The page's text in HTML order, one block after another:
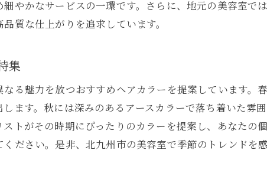
色彩のプロが教えるカラー選びのポイント
カラーリングで叶えるあなただけの個性
地元美容室のプロの技とその効果
カラーリングを長持ちさせるテクニック
やかなサービスの一環です。さらに、地元の美容室で
質な仕上がりを追求しています。
集
る魅力を放つおすすめヘアカラーを提案しています。
ます。秋には深みのあるアースカラーで落ち着いた雰
トがその時期にぴったりのカラーを提案し、あなたの
ださい。是非、北九州市の美容室で季節のトレンドを感